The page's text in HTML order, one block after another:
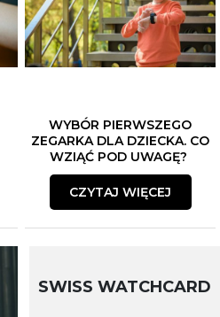
WYBÓR PIERWSZEGO
ZEGARKA DLA DZIECKA. CO
WZIĄĆ POD UWAGĘ?
CZYTAJ WIĘCEJ
SWISS WATCHCARD